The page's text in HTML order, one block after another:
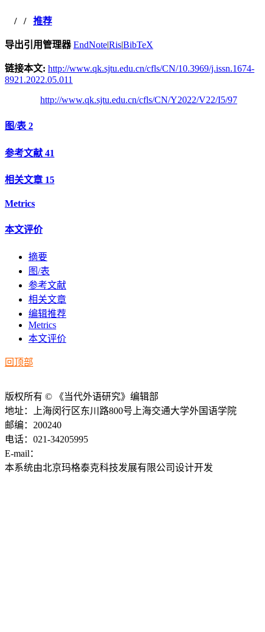
/ / 推荐
导出引用管理器 EndNote|Ris|BibTeX
链接本文: http://www.qk.sjtu.edu.cn/cfls/CN/10.3969/j.issn.1674-
8921.2022.05.011
http://www.qk.sjtu.edu.cn/cfls/CN/Y2022/V22/I5/97
图/表 2
参考文献 41
相关文章 15
Metrics
本文评价
摘要
图/表
参考文献
相关文章
编辑推荐
Metrics
本文评价
回顶部
版权所有 © 《当代外语研究》编辑部
地址：上海闵行区东川路800号上海交通大学外国语学院
邮编：200240
电话：021-34205995
E-mail：
本系统由北京玛格泰克科技发展有限公司设计开发